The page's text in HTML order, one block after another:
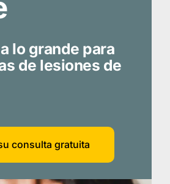
lo grande para
de lesiones de
consulta gratuita